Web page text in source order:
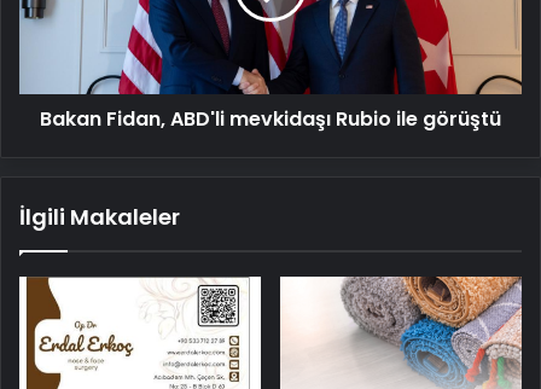
ile
Bakan Fidan, ABD'li mevkidaşı Rubio ile görüştü
İlgili Makaleler